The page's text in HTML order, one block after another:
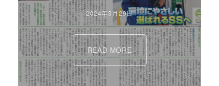
2024年3月29日
READ MORE